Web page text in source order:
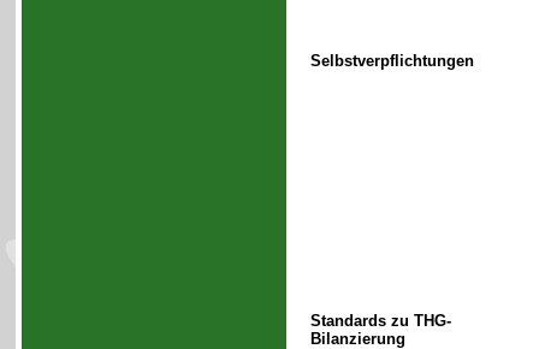
Selbstverpflichtungen
Standards zu THG-
Bilanzierung